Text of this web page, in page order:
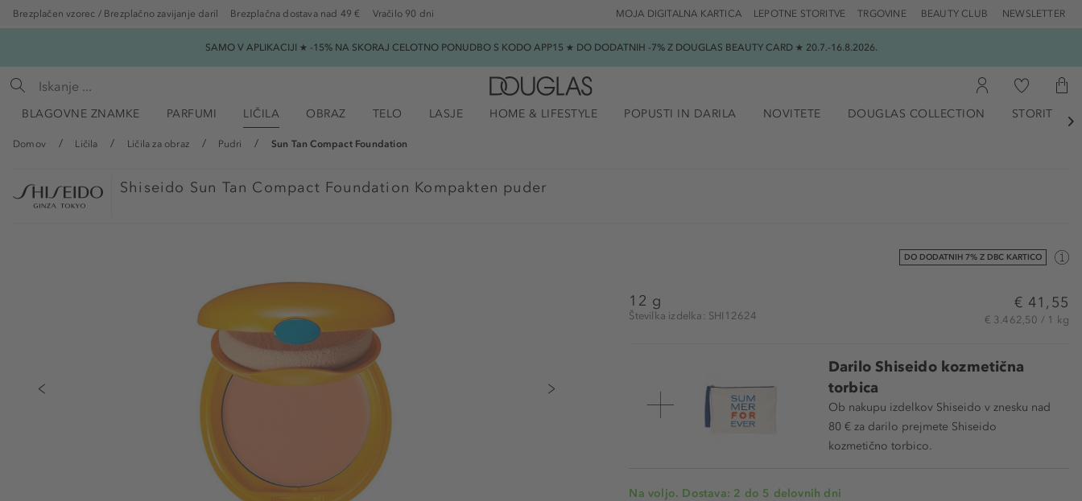
Brezplačen vzorec / Brezplačno zavijanje daril Brezplačna dostava nad 49 € Vračilo 90 dni TRGOVINE BEAUTY CLUB NEWSLETTER
LEPOTNE STORITVE
MOJA DIGITALNA KARTICA
SAMO V APLIKACIJI ★ -15% NA SKORAJ CELOTNO PONUDBO S KODO APP15 ★ DO DODATNIH -7% Z DOUGLAS BEAUTY CARD ★ 20.7.-16.8.2026.
BLAGOVNE ZNAMKE PARFUMI LIČILA OBRAZ TELO LASJE HOME & LIFESTYLE POPUSTI IN DARILA NOVITETE DOUGLAS COLLECTION STORITVE

Domov Ličila Ličila za obraz Pudri Sun Tan Compact Foundation
Shiseido Sun Tan Compact Foundation Kompakten puder
DO DODATNIH 7% Z DBC KARTICO
12 g
Številka izdelka: SHI12624
€ 41,55
€ 3.462,50 / 1 kg
Darilo Shiseido kozmetična
torbica
Ob nakupu izdelkov Shiseido v znesku nad
80 € za darilo prejmete Shiseido
kozmetično torbico.
Na voljo. Dostava: 2 do 5 delovnih dni